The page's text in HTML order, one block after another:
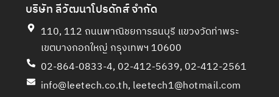
บริษัท ลีวัฒนาโปรดักส์ จำกัด
110, 112 ถนนพาณิชยการธนบุรี แขวงวัดท่าพระ
เขตบางกอกใหญ่ กรุงเทพฯ 10600
02-864-0833-4, 02-412-5639, 02-412-2561
info@leetech.co.th, leetech1@hotmail.com